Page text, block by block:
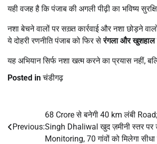
यही वजह है कि पंजाब की अगली पीढ़ी का भविष्य
नशा बेचने वालों पर सख़्त कार्रवाई और नशा छोड़ने
ये दोहरी रणनीति पंजाब को फिर सेरंगला और खुशहाल
यह अभियान सिर्फ नशा खत्म करने का प्रयास नहीं,
Posted inचंडीगढ़
navigation
Previous:
68 Crore से बनेगी 40 km लंबी
Singh Dhaliwal खुद ज़मीनी स्तर पर
Monitoring, 70 गांवों को मिलेगा सीधा